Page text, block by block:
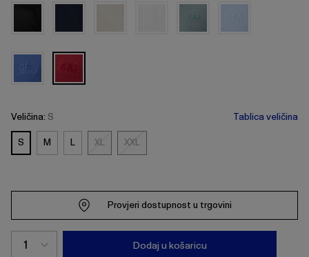
Veličina: S Tablica veličina
S M L XL
XL XXL
XXL
Provjeri dostupnost u trgovini
Dodaj u košaricu